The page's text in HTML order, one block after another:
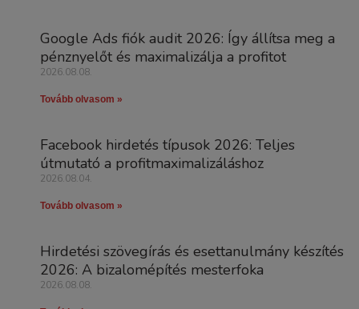
Google Ads fiók audit 2026: Így állítsa meg a
pénznyelőt és maximalizálja a profitot
2026.08.08.
Tovább olvasom »
Facebook hirdetés típusok 2026: Teljes
útmutató a profitmaximalizáláshoz
2026.08.04.
Tovább olvasom »
Hirdetési szövegírás és esettanulmány készítés
2026: A bizalomépítés mesterfoka
2026.08.08.